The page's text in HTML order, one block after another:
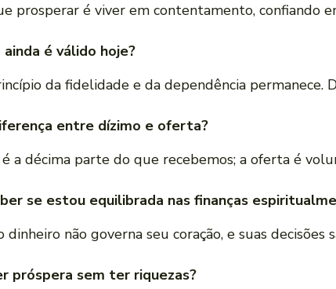
prosperar é viver em contentamento, confiando
ainda é válido hoje?
da fidelidade e da dependência
entre dízimo e oferta?
a décima parte do que recebemos; a oferta é
se estou equilibrada nas finanças
dinheiro não governa seu coração, e suas
próspera sem ter riquezas?